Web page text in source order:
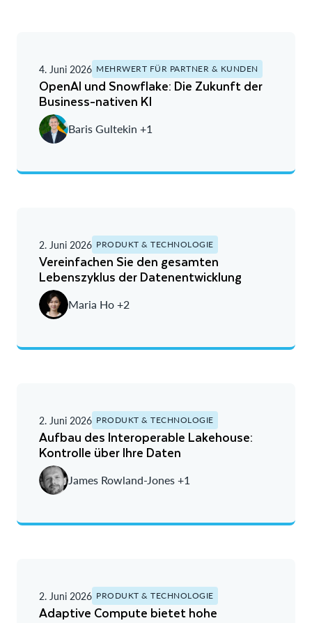
4. Juni 2026 MEHRWERT FÜR PARTNER & KUNDEN
OpenAI und Snowflake: Die Zukunft der
Business-nativen KI
Baris Gultekin +1
2. Juni 2026 PRODUKT & TECHNOLOGIE
Vereinfachen Sie den gesamten
Lebenszyklus der Datenentwicklung
Maria Ho +2
2. Juni 2026 PRODUKT & TECHNOLOGIE
Aufbau des Interoperable Lakehouse:
Kontrolle über Ihre Daten
James Rowland-Jones +1
2. Juni 2026 PRODUKT & TECHNOLOGIE
Adaptive Compute bietet hohe